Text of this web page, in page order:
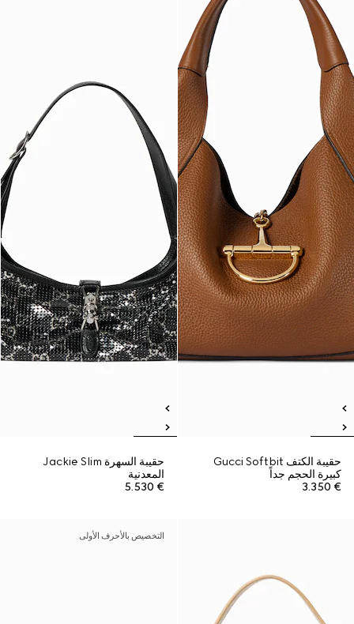
حقيبة الكتف Gucci Softbit
كبيرة الحجم جداً
€ 3.350
حقيبة السهرة Jackie Slim
المعدنية
€ 5.530
التخصيص بالأحرف الأولى